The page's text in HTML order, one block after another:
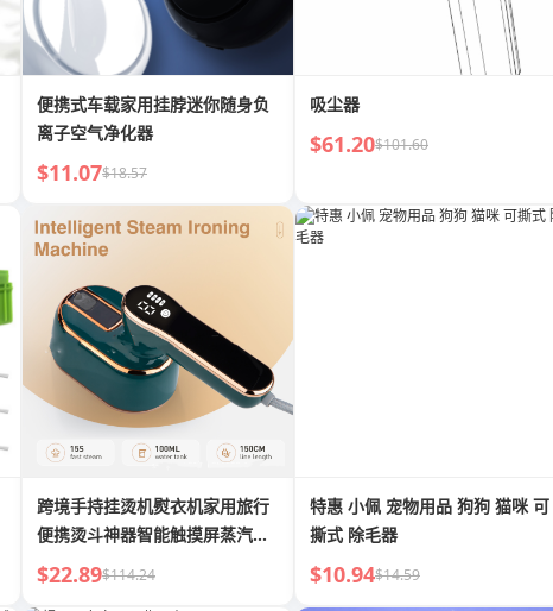
便携式车载家用挂脖迷你随身负
离子空气净化器
$11.07$18.57
吸尘器
$61.20$101.60
跨境手持挂烫机熨衣机家用旅行
便携烫斗神器智能触摸屏蒸汽电
熨斗
$22.89$114.24
特惠 小佩 宠物用品 狗狗 猫咪 可
撕式 除毛器
$10.94$14.59